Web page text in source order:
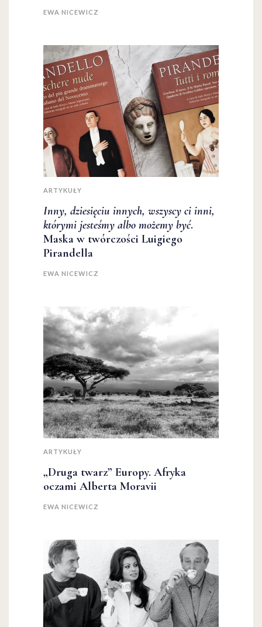
EWA NICEWICZ
ARTYKUŁY
Inny, dziesięciu innych, wszyscy ci inni,
którymi jesteśmy albo możemy być.
Maska w twórczości Luigiego
Pirandella
EWA NICEWICZ
ARTYKUŁY
„Druga twarz” Europy. Afryka
oczami Alberta Moravii
EWA NICEWICZ